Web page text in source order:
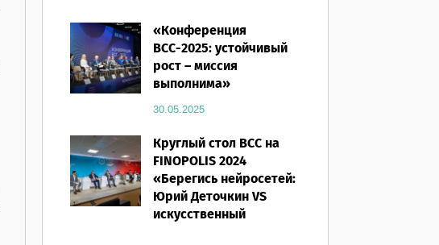
16.03.2026
«Конференция
ВСС-2025: устойчивый
рост – миссия
выполнима»
30.05.2025
Круглый стол ВСС на
FINOPOLIS 2024
«Берегись нейросетей:
Юрий Деточкин VS
искусственный